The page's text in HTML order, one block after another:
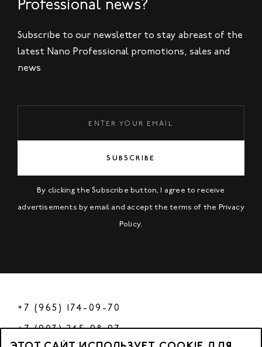
Professional news?
Subscribe to our newsletter to stay abreast of the
latest Nano Professional promotions, sales and
news
SUBSCRIBE
By clicking the Subscribe button, I agree to receive
advertisements by email and accept the terms of the Privacy
Policy.
+7 (965) 174-09-70
+7 (903) 245-98-97